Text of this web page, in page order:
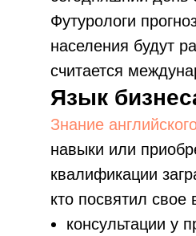
Футурологи
населения будут
считается
Язык
Знание
навыки или
квалификации
кто посвятил свое
консультации у